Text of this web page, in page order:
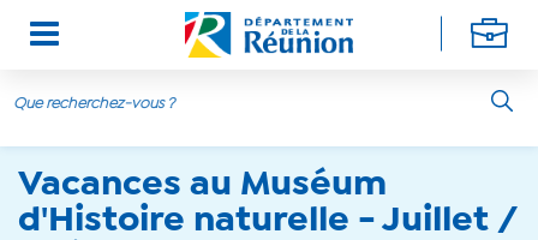
Vacances au Muséum
d'Histoire naturelle - Juillet /